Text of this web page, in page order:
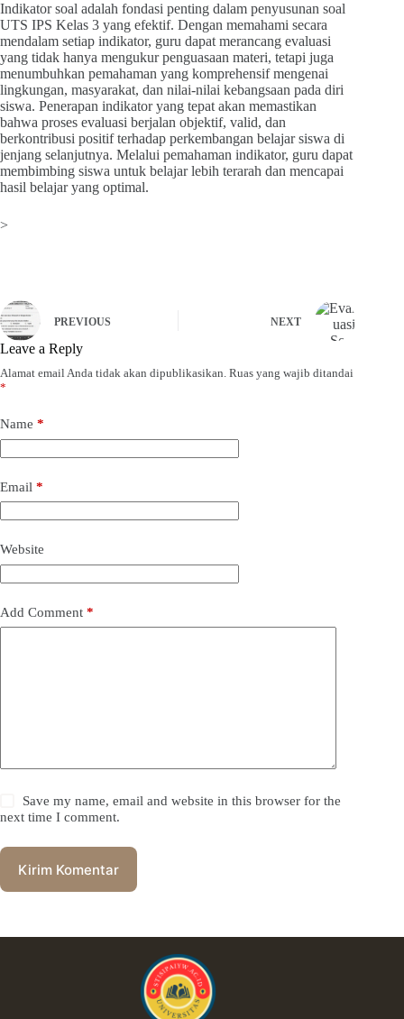
Indikator soal adalah fondasi penting dalam penyusunan soal
UTS IPS Kelas 3 yang efektif. Dengan memahami secara
mendalam setiap indikator, guru dapat merancang evaluasi
yang tidak hanya mengukur penguasaan materi, tetapi juga
menumbuhkan pemahaman yang komprehensif mengenai
lingkungan, masyarakat, dan nilai-nilai kebangsaan pada diri
siswa. Penerapan indikator yang tepat akan memastikan
bahwa proses evaluasi berjalan objektif, valid, dan
berkontribusi positif terhadap perkembangan belajar siswa di
jenjang selanjutnya. Melalui pemahaman indikator, guru dapat
membimbing siswa untuk belajar lebih terarah dan mencapai
hasil belajar yang optimal.
>
PREVIOUS NEXT
Leave a Reply
Alamat email Anda tidak akan dipublikasikan. Ruas yang wajib ditandai
*
Name *
Email *
Website
Add Comment *
Save my name, email and website in this browser for the
next time I comment.
Kirim Komentar